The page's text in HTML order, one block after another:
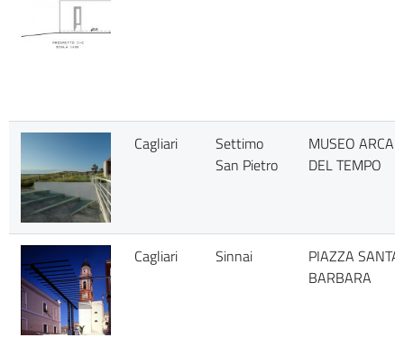
Cagliari
Settimo
San Pietro
MUSEO ARCA
DEL TEMPO
Cagliari Sinnai
PIAZZA SANTA
BARBARA